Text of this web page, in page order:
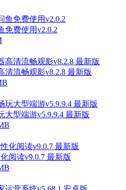
免费使用v2.0.2
清流畅观影v8.2.8 最新版
大型端游v5.9.9.4 最新版
阅读v9.0.7 最新版